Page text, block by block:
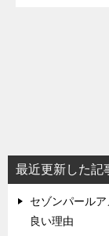
ビ
ゲ
ー
最近更新した記
セゾンパール
良い理由